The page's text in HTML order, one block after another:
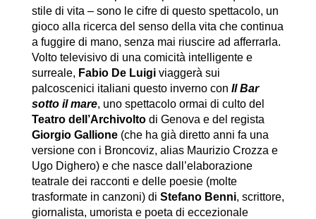
stile di vita – sono le cifre di questo spettacolo, un
gioco alla ricerca del senso della vita che continua
a fuggire di mano, senza mai riuscire ad afferrarla.
Volto televisivo di una comicità intelligente e
surreale, Fabio De Luigiviaggerà sui
palcoscenici italiani questo inverno con Il Bar
sotto il mare, uno spettacolo ormai di culto del
Teatro dell’Archivoltodi Genova e del regista
Giorgio Gallione(che ha già diretto anni fa una
versione con i Broncoviz, alias Maurizio Crozza e
Ugo Dighero) e che nasce dall’elaborazione
teatrale dei racconti e delle poesie (molte
trasformate in canzoni) di Stefano Benni, scrittore,
giornalista, umorista e poeta di eccezionale